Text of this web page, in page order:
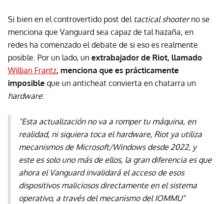
Si bien en el controvertido post deltactical shooterno se
menciona que Vanguard sea capaz de tal hazaña, en
redes ha comenzado el debate de si eso es realmente
posible. Por un lado, un extrabajador de Riot, llamado
Willian Frantz, menciona que es prácticamente
imposible que un anticheat convierta en chatarra un
hardware:
"Esta actualización no va a romper tu máquina, en
realidad, ni siquiera toca el hardware, Riot ya utiliza
mecanismos de Microsoft/Windows desde 2022, y
este es solo uno más de ellos, la gran diferencia es que
ahora el Vanguard invalidará el acceso de esos
dispositivos maliciosos directamente en el sistema
operativo, a través del mecanismo del IOMMU"